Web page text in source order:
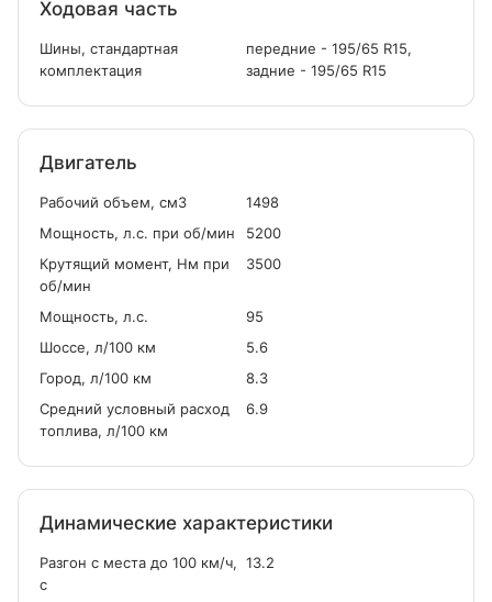
Ходовая часть
Шины, стандартная
комплектация
передние - 195/65 R15,
задние - 195/65 R15
Двигатель
Рабочий объем, см3
1498
Мощность, л.с. при об/мин
5200
Крутящий момент, Нм при
об/мин
3500
Мощность, л.с.
95
Шоссе, л/100 км
5.6
Город, л/100 км
8.3
Средний условный расход
топлива, л/100 км
6.9
Динамические характеристики
Разгон с места до 100 км/ч,
с
13.2